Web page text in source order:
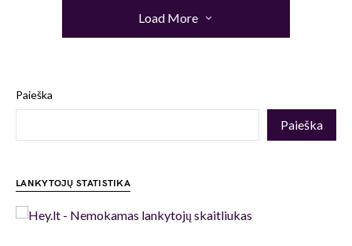
Load More
Paieška
Paieška
LANKYTOJŲ STATISTIKA